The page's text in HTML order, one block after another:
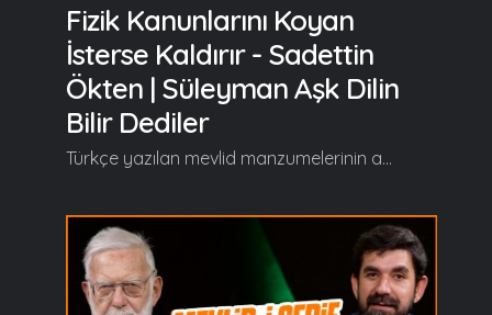
Fizik Kanunlarını Koyan
İsterse Kaldırır - Sadettin
Ökten | Süleyman Aşk Dilin
Bilir Dediler
Türkçe yazılan mevlid manzumelerinin arasında özel bir yere sahip olan, Süleyman Çelebi’nin aşkla kaleme aldığı Vesîlet’ün Necât (Mevlid-i Şerif) eserini Prof. Dr. Sadettin Ökten’le birlikte "Süleyman Aşk Dilin Bilir Dediler" programında hem okuyup hem de şerh ediyoruz… Süleyman Aşk Dilin Bilir Dediler'in yeni bölümünde başlıca şunlar konuşuldu; Serdar Tuncer: Efendim merhabalar. Süleyman aşk dilin bilir dediler... Süleyman Çelebi Hazretlerinin Vesîlet’ün Necât isimli Mevlid-i Şerif'ini Sadettin Ökten Bey hocamla şerh etmeye, hocamın gönlünü okuduğumuz beyitlerden düşenlerden istifade etmeye ikinci bölümde devam ediyoruz. Hoş geldiniz, safa getirdiniz. Efendim... Sadettin Ökten: Hoş bulduk, sefa bulduk... Serdar Tuncer: Eyvallah. Varlığınızla da biz safa buluyoruz, hoş oluyoruz... Sadettin Ökten: Estağfurullah, bu hazretin himmeti. Bakalım ne zuhur edecek burada da... Serdar Tuncer: Mevlid-i Şerif'in girişinde efendim, geçen bölüm bitirirken Allah-u Teala'nın varlığı ve birliğinden bahsetti Süleyman Çelebi hazretleri, kendisine de bi' Fatiha istedi okuyanlardan. Bi' yere geliyor bu pek hoşuna gitti bendenizin sizin kanaatinizi merak ederim. Metinden bahisle diyor ki; "Şairi gibi bunun eksiği çok Olmaya bir beyti kim eksiği yok Ger nazar kılsalar eksik sözüne Uğramayalar bir eksiksizine Gerçi tâmm u nâkısı kâmil bilir Kâmil olan cümleyi kâmil bilir" Ne diyor gönlünüz bu hususta? :) Sadettin Ökten: Gözünde nakise olan, her yerde o nakiseyi görür. Gözünde kemal gözlüğü olan, her yerde o kemali görür. Çünkü kemal de nakise de zahirdedir, hilkatte nakise söz konusu değildir. İnsanlar farkı fark ederler, mukayese ederler ama muhabbet geldiği zaman mukayese biter. Mukayese aklın işidir. Biz mukayese ederiz. Ben inşaat mühendisiyim, yapı mekaniği okudum, tatbik ettim hala da danışmanlık yapıyorum filan... Zahir, ilmi mukayese eder, ilim öyle kurulur ama muhabbet geldiği zaman ilim biter. Gördüğüm odur... Peki bu muhabbet geldiği zaman niye insan görmüyor? Çünkü o öyle bir haldir ki insana eksiğini hissettirmez... Devamı videoda... Gelin, Beraber Yürüyelim...